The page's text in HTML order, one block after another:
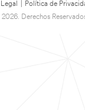
Política de
Derechos